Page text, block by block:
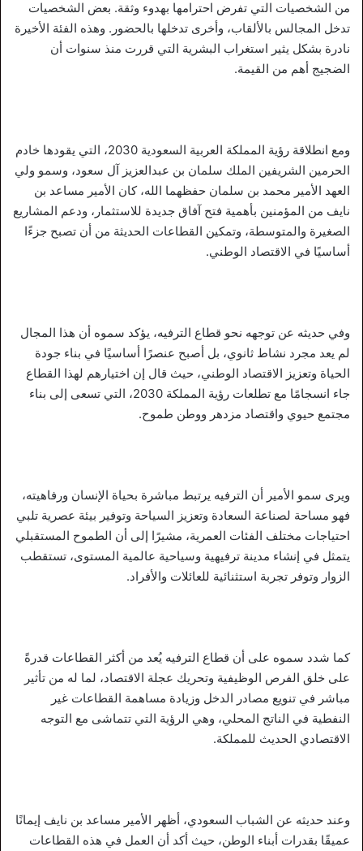
من الشخصيات التي تفرض احترامها بهدوء وثقة. بعض الشخصيات
تدخل المجالس بالألقاب، وأخرى تدخلها بالحضور. وهذه الفئة الأخيرة
نادرة بشكل يثير استغراب البشرية التي قررت منذ سنوات أن
الضجيج أهم من القيمة.
ومع انطلاقة رؤية المملكة العربية السعودية 2030، التي يقودها خادم
الحرمين الشريفين الملك سلمان بن عبدالعزيز آل سعود، وسمو ولي
العهد الأمير محمد بن سلمان حفظهما الله، كان الأمير مساعد بن
نايف من المؤمنين بأهمية فتح آفاق جديدة للاستثمار، ودعم المشاريع
الصغيرة والمتوسطة، وتمكين القطاعات الحديثة من أن تصبح جزءًا
أساسيًا في الاقتصاد الوطني.
وفي حديثه عن توجهه نحو قطاع الترفيه، يؤكد سموه أن هذا المجال
لم يعد مجرد نشاط ثانوي، بل أصبح عنصرًا أساسيًا في بناء جودة
الحياة وتعزيز الاقتصاد الوطني، حيث قال إن اختيارهم لهذا القطاع
جاء انسجامًا مع تطلعات رؤية المملكة 2030، التي تسعى إلى بناء
مجتمع حيوي واقتصاد مزدهر ووطن طموح.
ويرى سمو الأمير أن الترفيه يرتبط مباشرة بحياة الإنسان ورفاهيته،
فهو مساحة لصناعة السعادة وتعزيز السياحة وتوفير بيئة عصرية تلبي
احتياجات مختلف الفئات العمرية، مشيرًا إلى أن الطموح المستقبلي
يتمثل في إنشاء مدينة ترفيهية وسياحية عالمية المستوى، تستقطب
الزوار وتوفر تجربة استثنائية للعائلات والأفراد.
كما شدد سموه على أن قطاع الترفيه يُعد من أكثر القطاعات قدرةً
على خلق الفرص الوظيفية وتحريك عجلة الاقتصاد، لما له من تأثير
مباشر في تنويع مصادر الدخل وزيادة مساهمة القطاعات غير
النفطية في الناتج المحلي، وهي الرؤية التي تتماشى مع التوجه
الاقتصادي الحديث للمملكة.
وعند حديثه عن الشباب السعودي، أظهر الأمير مساعد بن نايف إيمانًا
عميقًا بقدرات أبناء الوطن، حيث أكد أن العمل في هذه القطاعات